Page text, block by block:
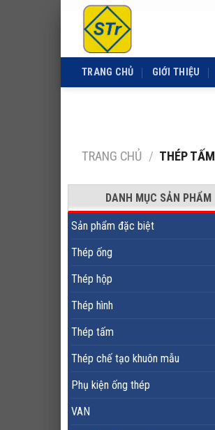
content
TRANG CHỦ GIỚI THIỆU
TRANG CHỦ / THÉP TẤM
DANH MỤC SẢN PHẨM
Sản phẩm đặc biệt
Thép ống
Thép hộp
Thép hình
Thép tấm
Thép chế tạo khuôn mẫu
Phụ kiện ống thép
VAN